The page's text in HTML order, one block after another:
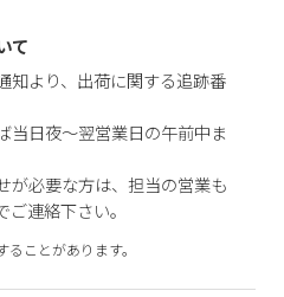
て
知より、出荷に関する追跡番
当日夜～翌営業日の午前中ま
が必要な方は、担当の営業も
連絡下さい。
ことがあります。